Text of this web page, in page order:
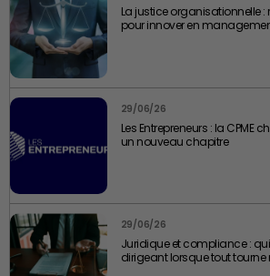
La justice organisationnelle
pour innover en
29/06/26
Les Entrepreneurs : la CPME
un nouveau chapitre
29/06/26
Juridique et compliance :
dirigeant lorsque tout tourne